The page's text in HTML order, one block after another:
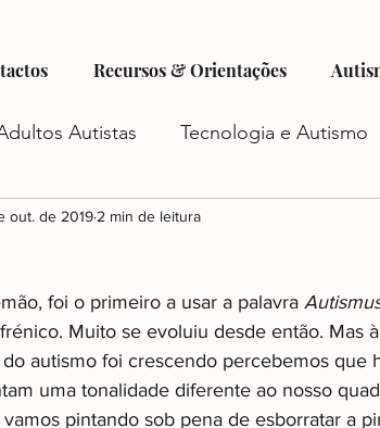
Recursos & Orientações
Autistas Tecnologia e Autismo
Criatividade e Autismo
Futuro do Autismo Emprego
Autismo e Relacionamentos
out. de 2019 2 min de leitura
foi o primeiro a usar a palavra
Muito se evoluiu desde então. Mas
autismo foi crescendo percebemos que
uma tonalidade diferente ao nosso
pintando sob pena de esborratar a